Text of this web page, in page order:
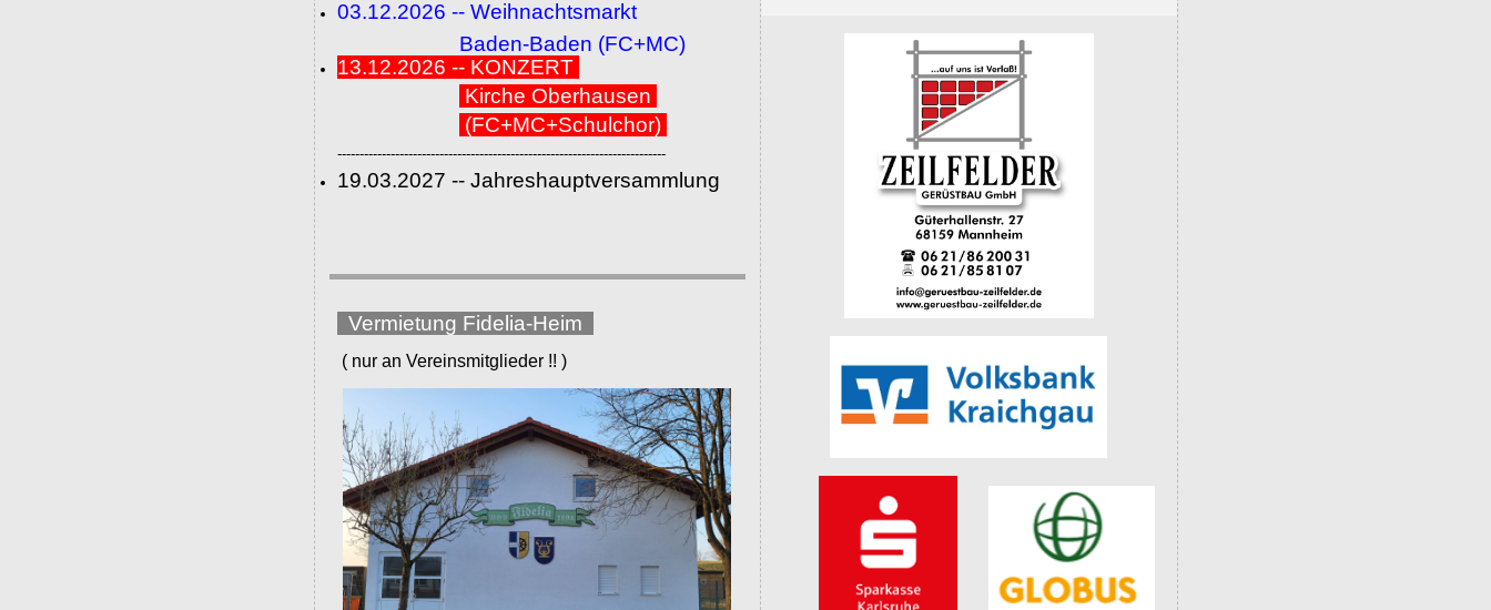
03.12.2026 -- Weihnachtsmarkt
Baden-Baden (FC+MC)
13.12.2026 -- KONZERT
Kirche Oberhausen
(FC+MC+Schulchor)
--------------------------------------------------------------------------
19.03.2027 -- Jahreshauptversammlung
Vermietung Fidelia-Heim
( nur an Vereinsmitglieder !! )